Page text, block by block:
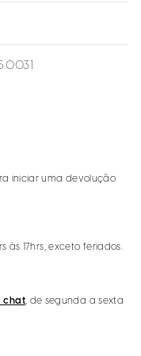
iniciar uma devolução
às 17hrs, exceto feriados.
chat, de segunda a sexta